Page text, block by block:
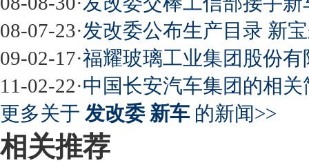
08-07-23·发改委公布生产目录 新
09-02-17·福耀玻璃工业集团股份有
11-02-22·中国长安汽车集团的相关
更多关于 发改委 新车 的新闻>>
相关推荐